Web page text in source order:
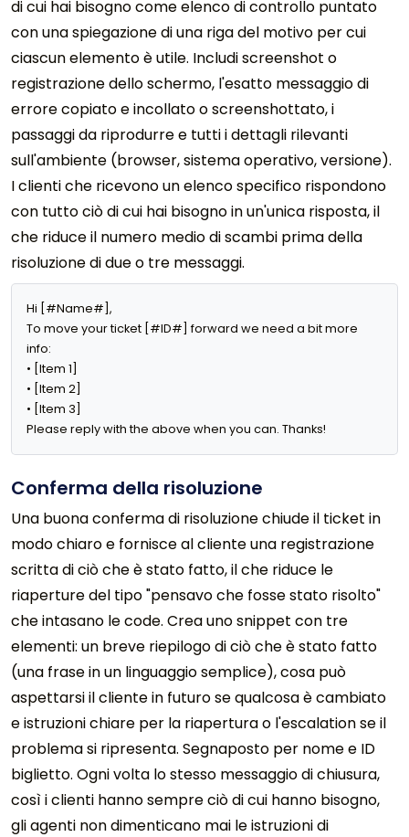
di cui hai bisogno come elenco di controllo puntato
con una spiegazione di una riga del motivo per cui
ciascun elemento è utile. Includi screenshot o
registrazione dello schermo, l'esatto messaggio di
errore copiato e incollato o screenshottato, i
passaggi da riprodurre e tutti i dettagli rilevanti
sull'ambiente (browser, sistema operativo, versione).
I clienti che ricevono un elenco specifico rispondono
con tutto ciò di cui hai bisogno in un'unica risposta, il
che riduce il numero medio di scambi prima della
risoluzione di due o tre messaggi.
Hi [#Name#],
To move your ticket [#ID#] forward we need a bit more
info:
• [Item 1]
• [Item 2]
• [Item 3]
Please reply with the above when you can. Thanks!
Conferma della risoluzione
Una buona conferma di risoluzione chiude il ticket in
modo chiaro e fornisce al cliente una registrazione
scritta di ciò che è stato fatto, il che riduce le
riaperture del tipo "pensavo che fosse stato risolto"
che intasano le code. Crea uno snippet con tre
elementi: un breve riepilogo di ciò che è stato fatto
(una frase in un linguaggio semplice), cosa può
aspettarsi il cliente in futuro se qualcosa è cambiato
e istruzioni chiare per la riapertura o l'escalation se il
problema si ripresenta. Segnaposto per nome e ID
biglietto. Ogni volta lo stesso messaggio di chiusura,
così i clienti hanno sempre ciò di cui hanno bisogno,
gli agenti non dimenticano mai le istruzioni di